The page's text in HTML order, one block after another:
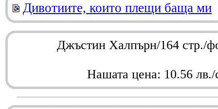
Дивотиите, които плещи баща ми
Джъстин Халпърн/164 стр./
Нашата цена: 10.56 лв./